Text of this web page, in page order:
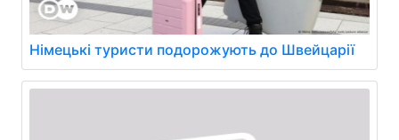
Німецькі туристи подорожують до Швейцарії